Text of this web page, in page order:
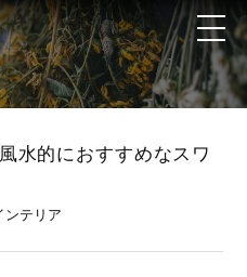
水的におすすめなスワ
ンテリア